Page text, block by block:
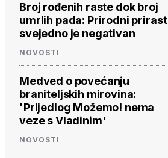
Broj rođenih raste dok broj
umrlih pada: Prirodni prirast
svejedno je negativan
NOVOSTI
Medved o povećanju
braniteljskih mirovina:
'Prijedlog Možemo! nema
veze s Vladinim'
NOVOSTI